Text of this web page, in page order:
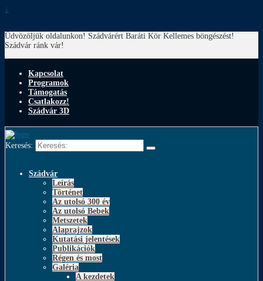
↓
Üdvözöljük oldalunkon! Szádvárért Baráti Kör Kellemes böngészést!
Szádvár ránk vár!
Kapcsolat
Programok
Támogatás
Csatlakozz!
Szádvár 3D
Keresés:
Szádvár
Leírás
Történet
Az utolsó 300 év
Az utolsó Bebek
Metszetek
Alaprajzok
Kutatási jelentések
Publikációk
Régen és most
Galéria
A kezdetek